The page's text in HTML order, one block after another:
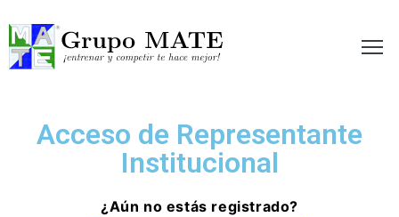
te hace mejor!
Acceso de Representante
Institucional
¿Aún no estás registrado?